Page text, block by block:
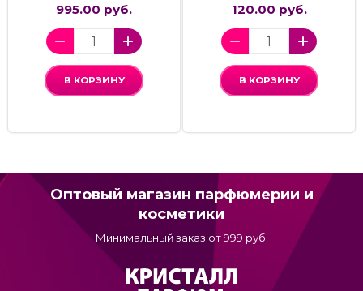
995.00 руб.
В КОРЗИНУ
120.00 руб.
В КОРЗИНУ
Оптовый магазин парфюмерии и
косметики
Минимальный заказ от 999 руб.